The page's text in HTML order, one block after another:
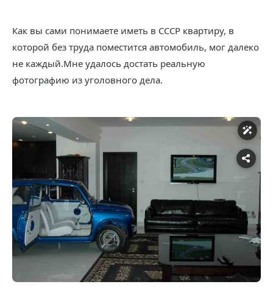
Как вы сами понимаете иметь в СССР квартиру, в
которой без труда поместится автомобиль, мог далеко
не каждый.Мне удалось достать реальную
фотографию из уголовного дела.